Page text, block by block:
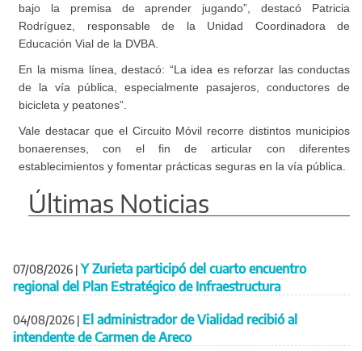
bajo la premisa de aprender jugando”, destacó Patricia
Rodríguez, responsable de la Unidad Coordinadora de
Educación Vial de la DVBA.
En la misma línea, destacó: “La idea es reforzar las conductas
de la vía pública, especialmente pasajeros, conductores de
bicicleta y peatones”.
Vale destacar que el Circuito Móvil recorre distintos municipios
bonaerenses, con el fin de articular con diferentes
establecimientos y fomentar prácticas seguras en la vía pública.
Últimas Noticias
07/08/2026 | Y Zurieta participó del cuarto encuentro
regional del Plan Estratégico de Infraestructura
04/08/2026 | El administrador de Vialidad recibió al
intendente de Carmen de Areco